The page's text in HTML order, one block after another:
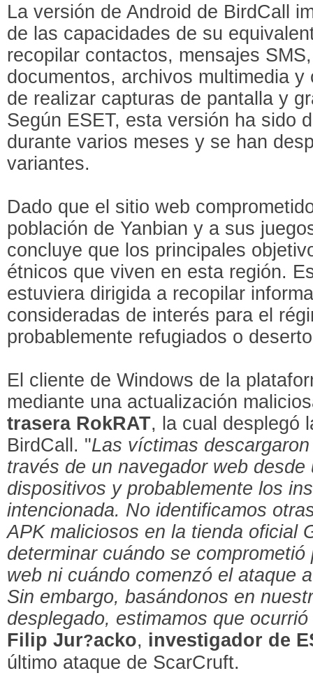
La versión de Android de BirdCall
de las capacidades de su
recopilar contactos, mensajes
documentos, archivos multimedia
de realizar capturas de pantalla y
Según ESET, esta versión ha sido
durante varios meses y se han
variantes.
Dado que el sitio web
población de Yanbian y a sus
concluye que los principales
étnicos que viven en esta región.
estuviera dirigida a recopilar
consideradas de interés para el
probablemente refugiados o
El cliente de Windows de la
mediante una actualización
trasera RokRAT, la cual desplegó
BirdCall. "Las víctimas
través de un navegador web
dispositivos y probablemente los
intencionada. No identificamos
APK maliciosos en la tienda oficial
determinar cuándo se
web ni cuándo comenzó el ataque
Sin embargo, basándonos en
desplegado, estimamos que
Filip Jur?acko, investigador de
último ataque de ScarCruft.